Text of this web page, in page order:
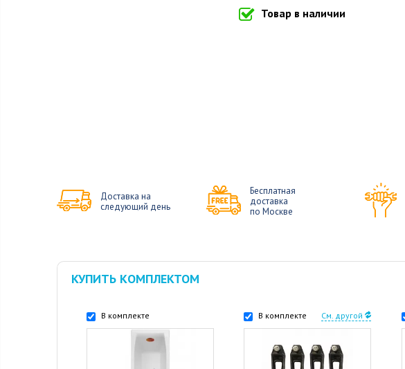
Товар в наличии
Доставка на
следующий день
Бесплатная
доставка
по Москве
КУПИТЬ КОМПЛЕКТОМ
В комплекте В комплекте См. другой